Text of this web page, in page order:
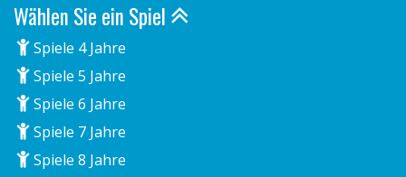
Wählen Sie ein Spiel
Spiele 4 Jahre
Spiele 5 Jahre
Spiele 6 Jahre
Spiele 7 Jahre
Spiele 8 Jahre